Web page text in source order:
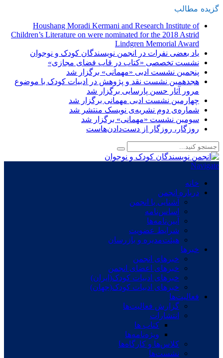
گزیده مطالب
Houshang Moradi Kermani and Research Institute of
Children’s Literature on were nominated for the 2018 Astrid
Lindgren Memorial Award
یاد بعضی نفرات در انجمن نویسندگان کودک و نوجوان
نشست تخصصی «کتاب در قاب فضای مجازی»
پنجمین نشست ادبی «مهمانی» برگزار شد
هجدهمین نشست نقد و پژوهش در ادبیات کودک با موضوع
مرور آثار حسن پارسایی برگزار شد
چهارمین نشست ادبی مهمانی برگزار شد
شماره‌ی دوم نشریه‌ی نویسک منتشر شد
سومین نشست «مهمانی» برگزار شد
روزگار، روزگار از دست‌دادن‌هاست
Navigate
خانه
درباره انجمن
آشنایی با انجمن
اساس‌نامه
آیین‌نامه‌ها
شرایط عضویت
هیئت‌مدیره و بازرسان
خبرها
خبرهای انجمن
خبرهای اعضای انجمن
خبرهای ادبیات کودک(ایران)
خبرهای ادبیات کودک(جهان)
فعالیت‌ها
گزارش فعالیت‌ها
انتشارات
کتاب ها
ویژه‌نامه‌ها
کلاس‌ها و کارگاه‌ها
نشست‌ها